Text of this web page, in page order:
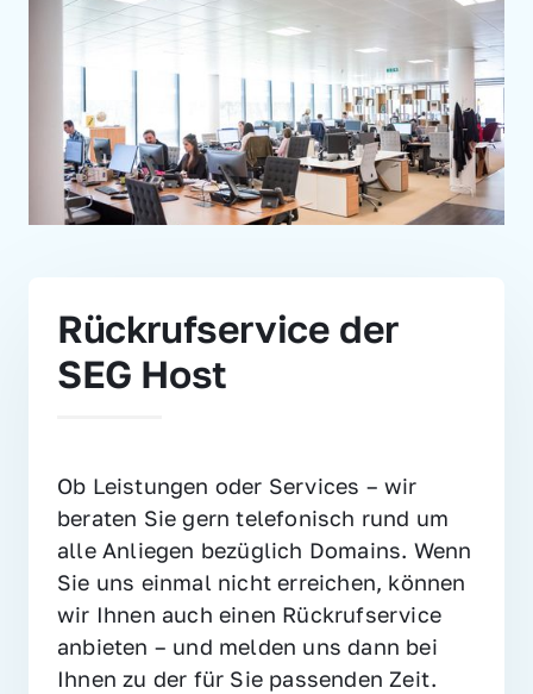
Rückrufservice der
SEG Host
Ob Leistungen oder Services – wir
beraten Sie gern telefonisch rund um
alle Anliegen bezüglich Domains. Wenn
Sie uns einmal nicht erreichen, können
wir Ihnen auch einen Rückrufservice
anbieten – und melden uns dann bei
Ihnen zu der für Sie passenden Zeit.